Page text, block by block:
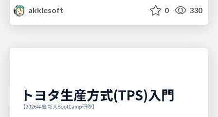
akkiesoft
0 330